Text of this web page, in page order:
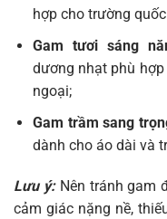
hợp cho trường
Gam tươi sáng
dương nhạt phù
ngoại;
Gam trầm sang
dành cho áo dài và
Lưu ý: Nên tránh gam
cảm giác nặng nề,